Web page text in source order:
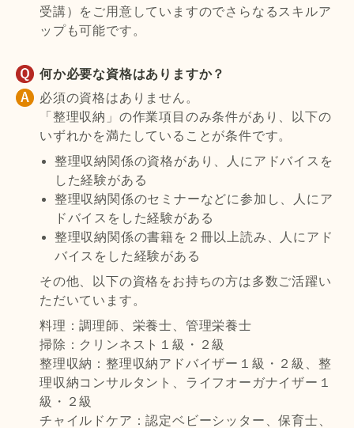
受講）をご用意していますのでさらなるスキルア
ップも可能です。
何か必要な資格はありますか？
必須の資格はありません。
「整理収納」の作業項目のみ条件があり、以下の
いずれかを満たしていることが条件です。
整理収納関係の資格があり、人にアドバイスを
した経験がある
整理収納関係のセミナーなどに参加し、人にア
ドバイスをした経験がある
整理収納関係の書籍を２冊以上読み、人にアド
バイスをした経験がある
その他、以下の資格をお持ちの方は多数ご活躍い
ただいています。
料理：調理師、栄養士、管理栄養士
掃除：クリンネスト１級・２級
整理収納：整理収納アドバイザー１級・２級、整
理収納コンサルタント、ライフオーガナイザー１
級・２級
チャイルドケア：認定ベビーシッター、保育士、